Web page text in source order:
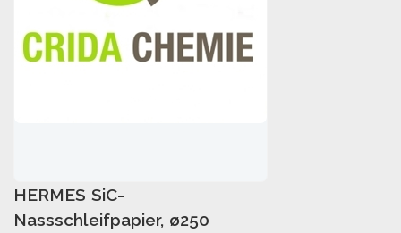
HERMES SiC-
Nassschleifpapier, ø250